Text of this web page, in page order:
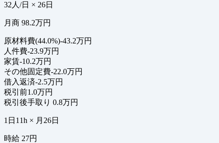
32人/日 × 26日
月商 98.2万円
原材料費(44.0%)-43.2万円
人件費-23.9万円
家賃-10.2万円
その他固定費-22.0万円
借入返済-2.5万円
税引前1.0万円
税引後手取り 0.8万円
1日11h × 月26日
時給 27円